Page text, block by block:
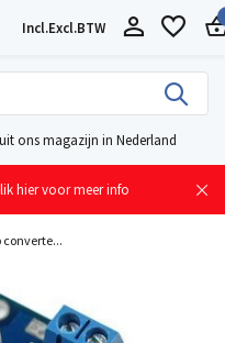
Incl.Excl.BTW
ons magazijn in Nederland
hier voor meer info
converte...